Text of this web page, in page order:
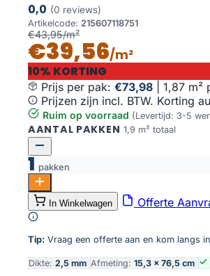
0,0 (0 reviews)
Artikelcode: 215607118751
€43,95/m²
€39,56/m²
10% KORTING
Prijs per pak: €73,98
1,87 m²
Prijzen zijn incl. BTW. Korting
Ruim op voorraad (Levertijd: 3-5
AANTAL PAKKEN 1,9 m² totaal
1 pakken
Palazzo visgraat XL 71 aantal
Toevoegen aan winkelwagen
In Winkelwagen Offerte
Tip: Vraag een offerte aan en kom langs
Dikte: 2,5 mm Afmeting: 15,3 × 76,5 cm